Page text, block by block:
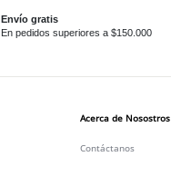
Envío gratis
En pedidos superiores a $150.000
Acerca de Nosostros
Contáctanos